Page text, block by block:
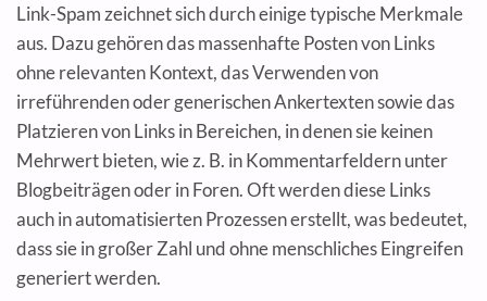
Link-Spam zeichnet sich durch einige typische Merkmale
aus. Dazu gehören das massenhafte Posten von Links
ohne relevanten Kontext, das Verwenden von
irreführenden oder generischen Ankertexten sowie das
Platzieren von Links in Bereichen, in denen sie keinen
Mehrwert bieten, wie z. B. in Kommentarfeldern unter
Blogbeiträgen oder in Foren. Oft werden diese Links
auch in automatisierten Prozessen erstellt, was bedeutet,
dass sie in großer Zahl und ohne menschliches Eingreifen
generiert werden.